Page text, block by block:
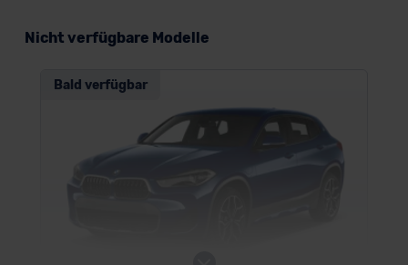
Nicht verfügbare Modelle
Bald verfügbar